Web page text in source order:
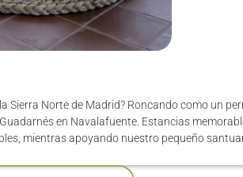
Sierra Norte de Madrid? Roncando como un
en Navalafuente. Estancias
mientras apoyando nuestro pequeño